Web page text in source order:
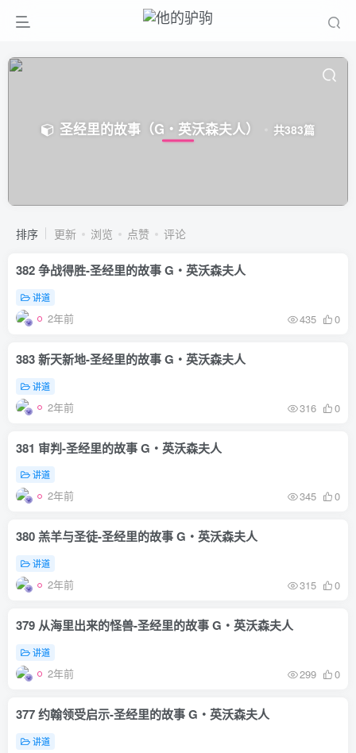
圣经里的故事（G‧英沃森夫人） 共383篇
排序 更新 浏览 点赞 评论
382 争战得胜-圣经里的故事 G‧英沃森夫人
讲道
2年前 435 0
383 新天新地-圣经里的故事 G‧英沃森夫人
讲道
2年前 316 0
381 审判-圣经里的故事 G‧英沃森夫人
讲道
2年前 345 0
380 羔羊与圣徒-圣经里的故事 G‧英沃森夫人
讲道
2年前 315 0
379 从海里出来的怪兽-圣经里的故事 G‧英沃森夫人
讲道
2年前 299 0
377 约翰领受启示-圣经里的故事 G‧英沃森夫人
讲道